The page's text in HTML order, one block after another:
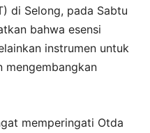
di Selong, pada Sabtu
bahwa esensi
instrumen untuk
mengembangkan
memperingati Otda